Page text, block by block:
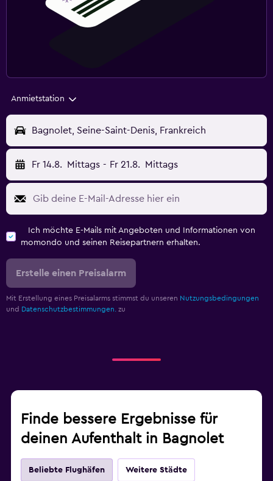
Anmietstation
Bagnolet, Seine-Saint-Denis, Frankreich
Fr 14.8. Mittags - Fr 21.8. Mittags
Ich möchte E-Mails mit Angeboten und Informationen von
momondo und seinen Reisepartnern erhalten.
Erstelle einen Preisalarm
Mit Erstellung eines Preisalarms stimmst du unseren Nutzungsbedingungen
und Datenschutzbestimmungen. zu
Finde bessere Ergebnisse für
deinen Aufenthalt in Bagnolet
Beliebte Flughäfen Weitere Städte